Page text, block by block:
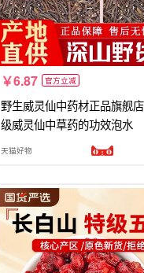
6.87 官方立减
野生威灵仙中药材正品旗舰
级威灵仙中草药的功效泡水
天猫好物